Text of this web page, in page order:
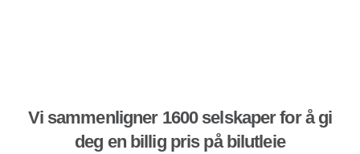
Vi sammenligner 1600 selskaper for å gi
deg en billig pris på bilutleie